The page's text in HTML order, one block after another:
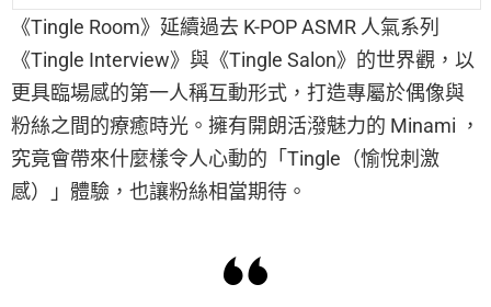
《Tingle Room》延續過去 K-POP ASMR 人氣系列
《Tingle Interview》與《Tingle Salon》的世界觀，以
更具臨場感的第一人稱互動形式，打造專屬於偶像與
粉絲之間的療癒時光。擁有開朗活潑魅力的 Minami ，
究竟會帶來什麼樣令人心動的「Tingle（愉悅刺激
感）」體驗，也讓粉絲相當期待。